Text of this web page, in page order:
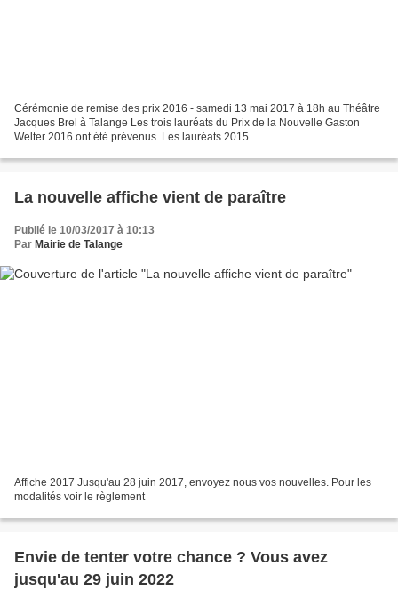
Cérémonie de remise des prix 2016 - samedi 13 mai 2017 à 18h au Théâtre
Jacques Brel à Talange Les trois lauréats du Prix de la Nouvelle Gaston
Welter 2016 ont été prévenus. Les lauréats 2015
La nouvelle affiche vient de paraître
Publié le 10/03/2017 à 10:13
Par Mairie de Talange
Affiche 2017 Jusqu'au 28 juin 2017, envoyez nous vos nouvelles. Pour les
modalités voir le règlement
Envie de tenter votre chance ? Vous avez
jusqu'au 29 juin 2022